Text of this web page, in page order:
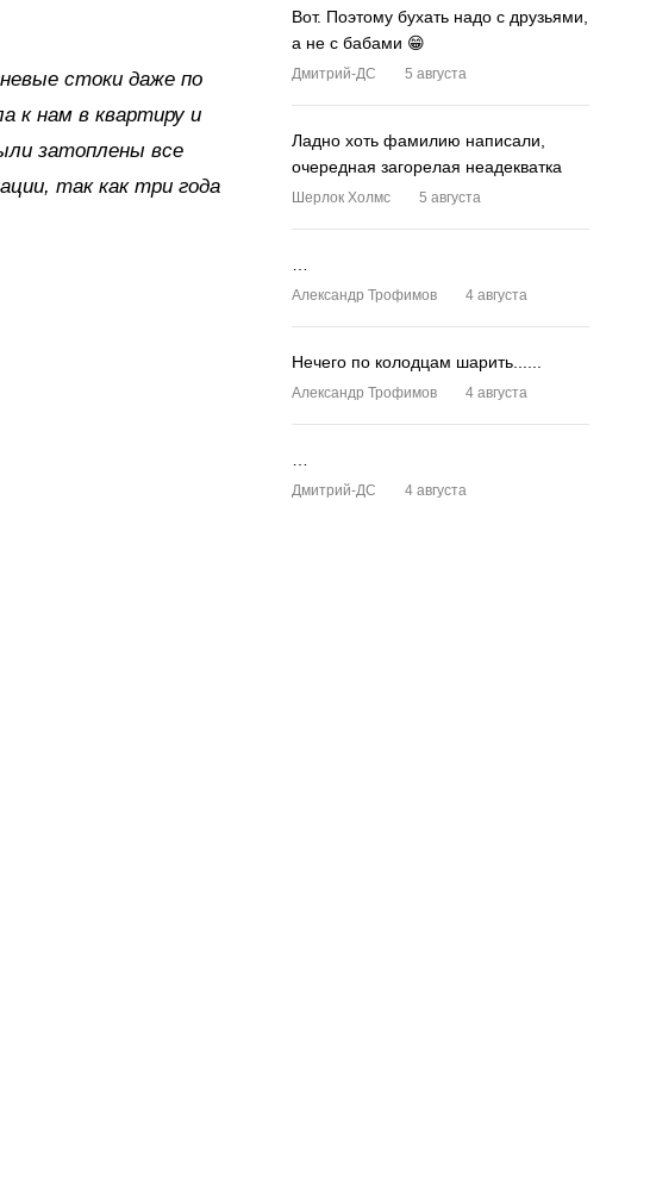
стоки даже по
к нам в квартиру и
затоплены все
так как три года
Вот. Поэтому бухать надо с друзьями,
а не с бабами 😁
Дмитрий-ДС 5 августа
Ладно хоть фамилию написали,
очередная загорелая неадекватка
Шерлок Холмс 5 августа
Александр Трофимов 4 августа
Нечего по колодцам шарить......
Александр Трофимов 4 августа
Дмитрий-ДС 4 августа